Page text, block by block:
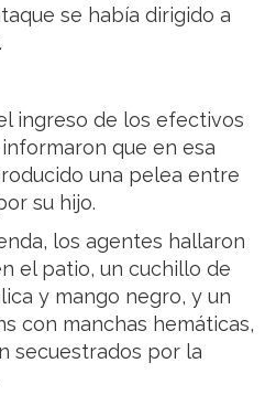
se había dirigido a
ingreso de los efectivos
que en esa
una pelea entre
su hijo.
los agentes hallaron
el patio, un cuchillo de
y mango negro, y un
con manchas hemáticas,
secuestrados por la